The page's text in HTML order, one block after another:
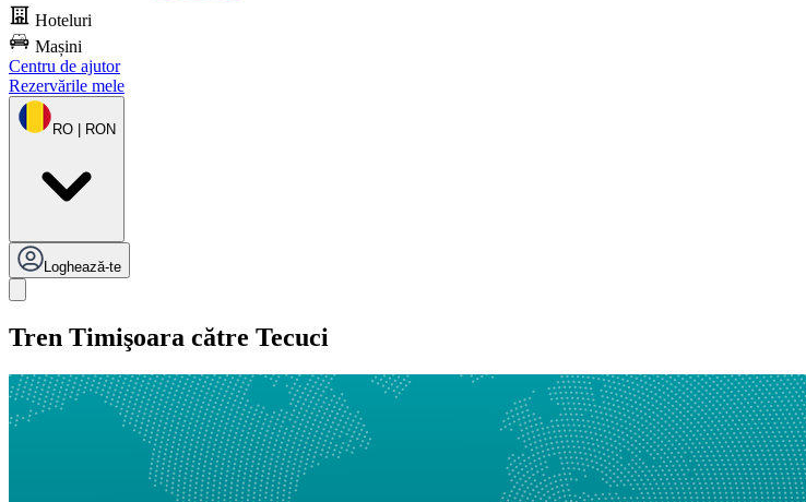
Hoteluri
Mașini
Centru de ajutor
Rezervările mele
RO | RON
Loghează-te
Tren Timişoara către Tecuci